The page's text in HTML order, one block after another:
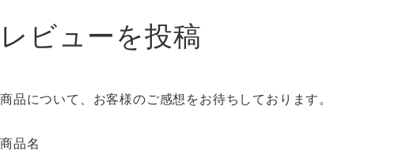
レビューを投稿
商品について、お客様のご感想をお待ちしております。
商品名